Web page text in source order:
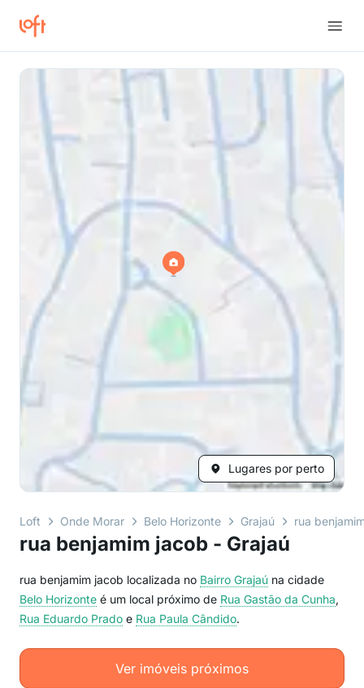
Lugares por perto
Loft Onde Morar Belo Horizonte Grajaú rua
rua benjamim jacob - Grajaú
rua benjamim jacob localizada no Bairro Grajaú na cidade
Belo Horizonte é um local próximo de Rua Gastão da Cunha,
Rua Eduardo Prado e Rua Paula Cândido.
Ver imóveis próximos